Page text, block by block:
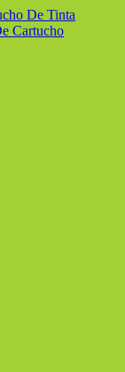
De Tinta
Cartucho